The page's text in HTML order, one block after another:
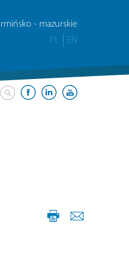
- mazurskie
PL
EN